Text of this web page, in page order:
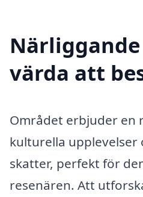
värda att
Området erbjuder en
kulturella upplevelser
skatter, perfekt för
resenären. Att